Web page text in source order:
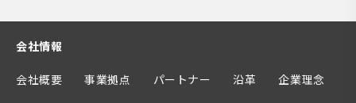
会社情報
会社概要 事業拠点 パートナー 沿革 企業理念